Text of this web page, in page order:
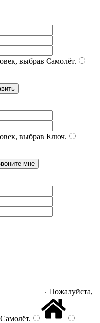
выбрав Самолёт.
выбрав Ключ.
Пожалуйста,
Самолёт.